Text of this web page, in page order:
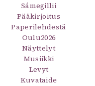
Sámegillii
Pääkirjoitus
Paperilehdestä
Oulu2026
Näyttelyt
Musiikki
Levyt
Kuvataide